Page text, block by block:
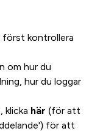
först kontrollera
om hur du
hur du loggar
klicka här (för att
för att